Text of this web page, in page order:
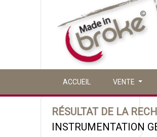
ACCUEIL VENTE
RÉSULTAT DE LA
INSTRUMENTATION